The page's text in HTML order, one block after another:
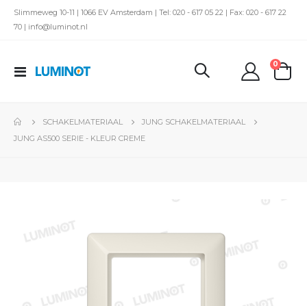
Slimmeweg 10-11 | 1066 EV Amsterdam | Tel: 020 - 617 05 22 | Fax: 020 - 617 22
70 | info@luminot.nl
Toggle
kar
0
SCHAKELMATERIAAL
JUNG SCHAKELMATERIAAL
JUNG AS500 SERIE - KLEUR CREME